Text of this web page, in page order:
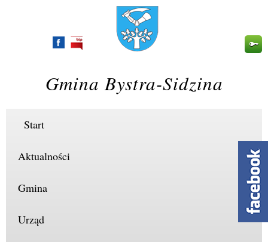
Przejdź
Gmina Bystra-Sidzina
Start
Aktualności
Gmina
Urząd